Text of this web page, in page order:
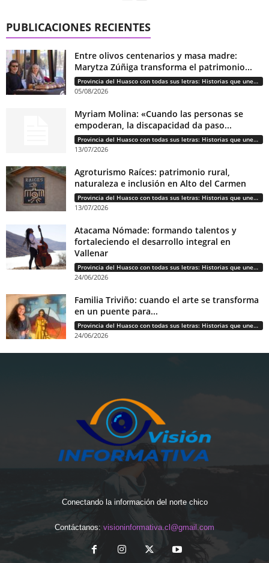
PUBLICACIONES RECIENTES
Entre olivos centenarios y masa madre:
Marytza Zúñiga transforma el patrimonio...
Provincia del Huasco con todas sus letras: Historias que unen cultura, diversidad e identidad
05/08/2026
Myriam Molina: «Cuando las personas se
empoderan, la discapacidad da paso...
Provincia del Huasco con todas sus letras: Historias que unen cultura, diversidad e identidad
13/07/2026
Agroturismo Raíces: patrimonio rural,
naturaleza e inclusión en Alto del Carmen
Provincia del Huasco con todas sus letras: Historias que unen cultura, diversidad e identidad
13/07/2026
Atacama Nómade: formando talentos y
fortaleciendo el desarrollo integral en
Vallenar
Provincia del Huasco con todas sus letras: Historias que unen cultura, diversidad e identidad
24/06/2026
Familia Triviño: cuando el arte se transforma
en un puente para...
Provincia del Huasco con todas sus letras: Historias que unen cultura, diversidad e identidad
24/06/2026
Conectando la información del norte chico
Contáctanos: visioninformativa.cl@gmail.com